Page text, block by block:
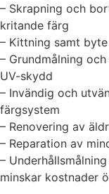
– Skrapning och
kritande färg
– Kittning samt
– Grundmålning
UV-skydd
– Invändig och
färgsystem
– Renovering av
– Reparation av
–
minskar kostnader